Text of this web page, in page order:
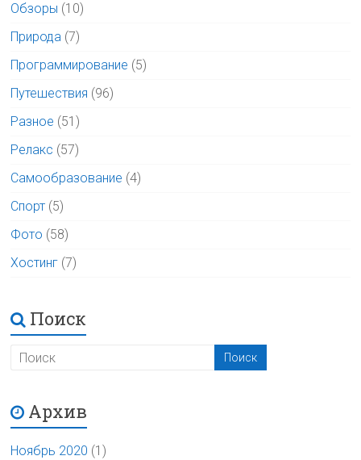
Обзоры (10)
Природа (7)
Программирование (5)
Путешествия (96)
Разное (51)
Релакс (57)
Самообразование (4)
Спорт (5)
Фото (58)
Хостинг (7)
Поиск
Архив
Ноябрь 2020 (1)